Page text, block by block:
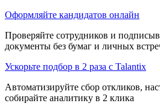
Оформляйте кандидатов онлайн
Проверяйте сотрудников и
документы без бумаг и личных
Ускорьте подбор в 2 раза с Talantix
Автоматизируйте сбор откликов,
собирайте аналитику в 2 клика